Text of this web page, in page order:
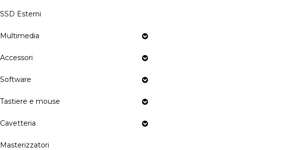
SSD Esterni
Multimedia
Accessori
Software
Tastiere e mouse
Cavetteria
Masterizzatori